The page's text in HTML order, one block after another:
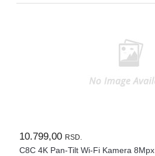
10.799,00 RSD.
C8C 4K Pan-Tilt Wi-Fi Kamera 8Mpx